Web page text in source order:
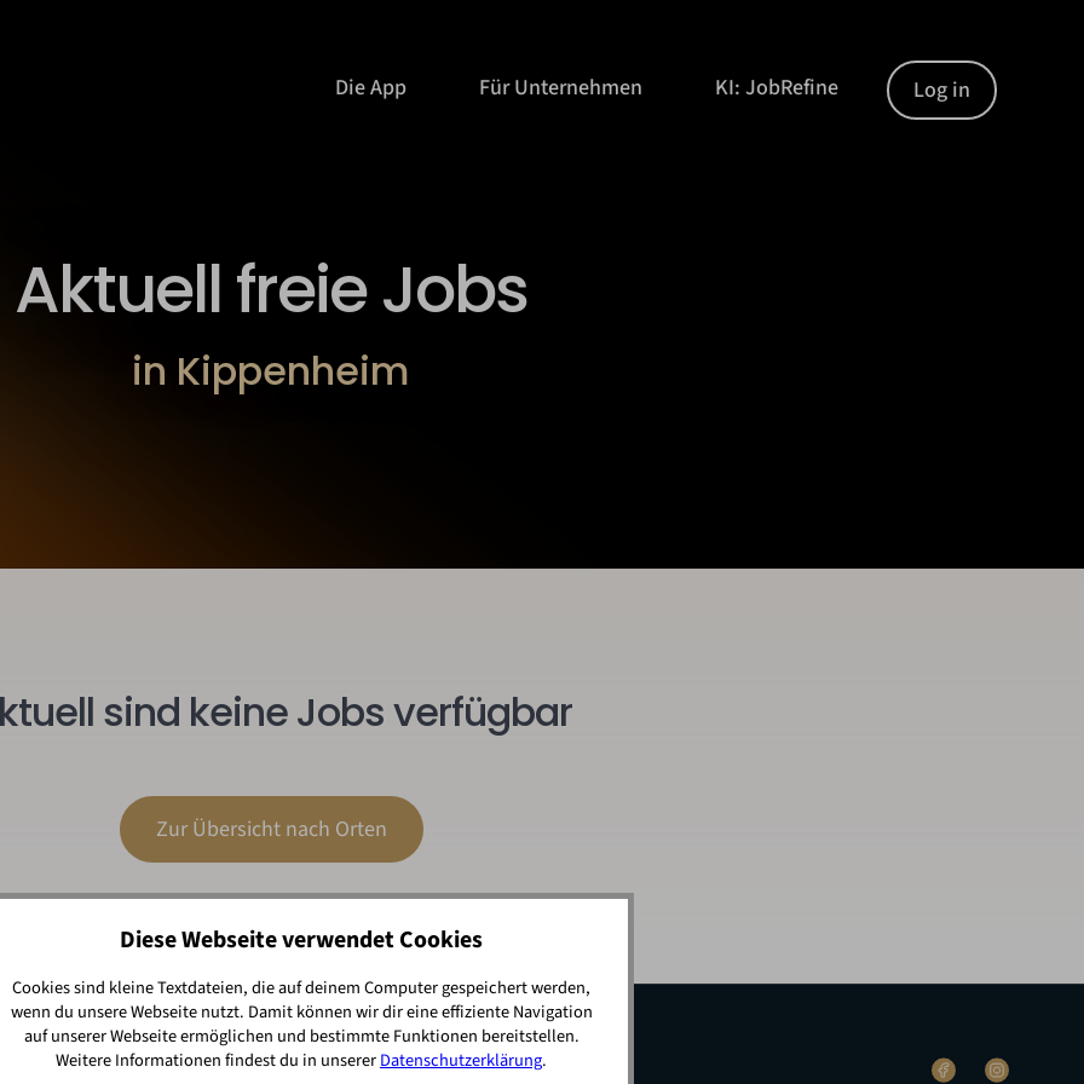
Die App Für Unternehmen KI: JobRefine Log in
Aktuell freie Jobs
in Kippenheim
sind keine Jobs verfügbar
Zur Übersicht nach Orten
Diese Webseite verwendet Cookies
Cookies sind kleine Textdateien, die auf deinem Computer gespeichert werden,
wenn du unsere Webseite nutzt. Damit können wir dir eine effiziente Navigation
auf unserer Webseite ermöglichen und bestimmte Funktionen bereitstellen.
Weitere Informationen findest du in unsererDatenschutzerklärung.